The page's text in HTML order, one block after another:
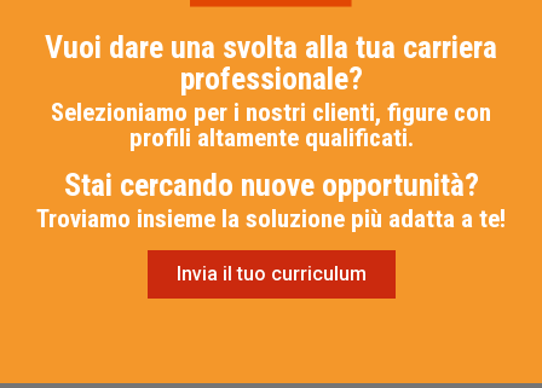
Vuoi dare una svolta alla tua carriera
professionale?
Selezioniamo per i nostri clienti, figure con
profili altamente qualificati.
Stai cercando nuove opportunità?
Troviamo insieme la soluzione più adatta a te!
Invia il tuo curriculum